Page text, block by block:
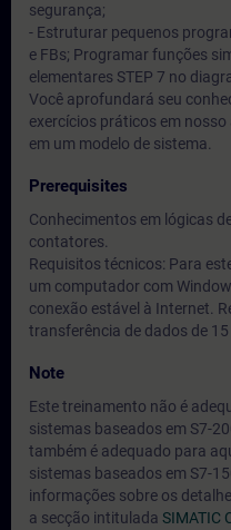
segurança;
- Estruturar pequenos
e FBs; Programar funções
elementares STEP 7 no
Você aprofundará seu
exercícios práticos em
em um modelo de sistema.
Prerequisites
Conhecimentos em lógicas
contatores.
Requisitos técnicos: Para
um computador com
conexão estável à Internet.
transferência de dados de 15
Note
Este treinamento não é
sistemas baseados em S7-
também é adequado para
sistemas baseados em S7-
informações sobre os
a secção intitulada SIMATIC